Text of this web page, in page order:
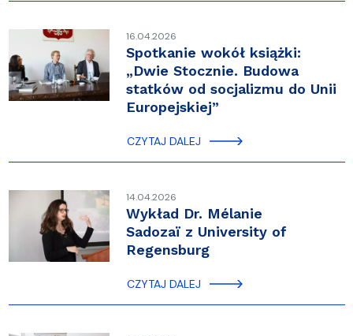
16.04.2026
Spotkanie wokół książki:
„Dwie Stocznie. Budowa
statków od socjalizmu do Unii
Europejskiej”
CZYTAJ DALEJ
14.04.2026
Wykład Dr. Mélanie
Sadozaï z University of
Regensburg
CZYTAJ DALEJ